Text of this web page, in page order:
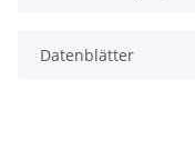
Datenblätter